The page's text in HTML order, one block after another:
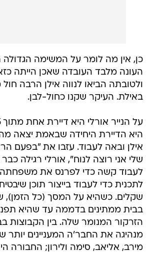
כן, אין מה לומר על המשימה
העונה מלבד העובדה שאכן הייתה
ולטובתה הביאו לנווה אילן הרבה חול
באילת. העיקר שקנו כחול-לבן.
היא הדיירת היחידה שבאמת יצאה
אילן ובאה לעבוד. עזבו את "בפעם
שלי אני רוצה לנוח", אורלי רגילה
לעבוד קשה כדי לפרנס את משפחתה
לתכנית כדי לעבוד בייצור תוכן שיבטיח
שקלים. כשהיא על המסך (כל הזמן),
בבית ממתינים בדממה עד שהיא
הזרקור המנומר שלה. בין הקבוצות
מנהיגה את החבר'ה המעניינים יותר
מירב, אליאב, סימה ולירון; החבורה